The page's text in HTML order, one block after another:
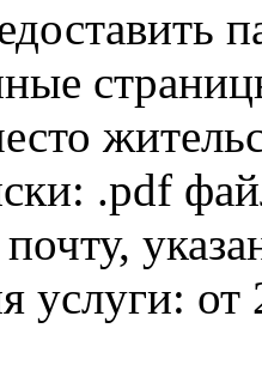
.pdf
услуги: от